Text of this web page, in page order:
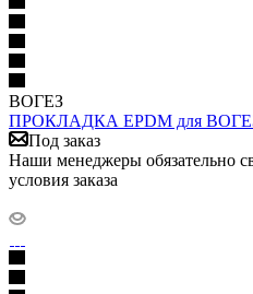
ВОГЕЗ
ПРОКЛАДКА EPDM для
Под заказ
Наши менеджеры обязательно
условия заказа